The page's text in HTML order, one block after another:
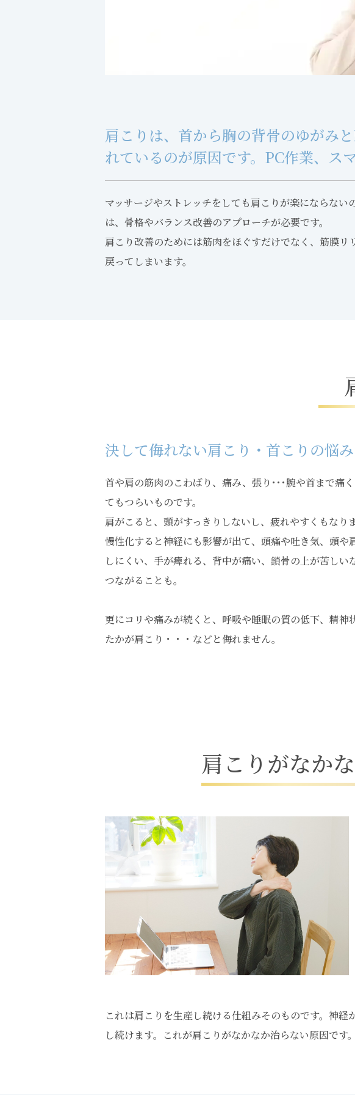
肩こりは、首から胸の背骨のゆがみ
れているのが原因です。PC作業、ス
マッサージやストレッチをしても肩こりが楽にならな
は、骨格やバランス改善のアプローチが必要です。
肩こり改善のためには筋肉をほぐすだけでなく、筋膜
戻ってしまいます。
決して侮れない肩こり・首こりの悩み
首や肩の筋肉のこわばり、痛み、張り･･･腕や首まで痛
てもつらいものです。
肩がこると、頭がすっきりしないし、疲れやすくもなりま
慢性化すると神経にも影響が出て、頭痛や吐き気、頭や
しにくい、手が痺れる、背中が痛い、鎖骨の上が苦しい
つながることも。
更にコリや痛みが続くと、呼吸や睡眠の質の低下、精神
たかが肩こり・・・などと侮れません。
肩こ り がなかな
これは肩こりを生産し続ける仕組みそのものです。神
し続けます。これが肩こりがなかなか治らない原因です。